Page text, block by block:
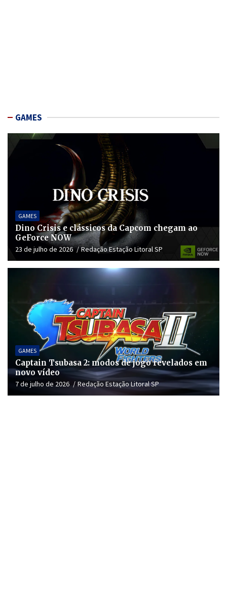
GAMES
GAMES
Dino Crisis e clássicos da Capcom chegam ao
GeForce NOW
23 de julho de 2026 Redação Estação Litoral SP
GAMES
Captain Tsubasa 2: modos de jogo revelados em
novo vídeo
7 de julho de 2026 Redação Estação Litoral SP